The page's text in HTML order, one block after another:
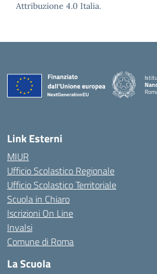
Attribuzione 4.0 Italia.
Link Esterni
MIUR
Ufficio Scolastico Regionale
Ufficio Scolastico Territoriale
Scuola in Chiaro
Iscrizioni On Line
Invalsi
Comune di Roma
La Scuola